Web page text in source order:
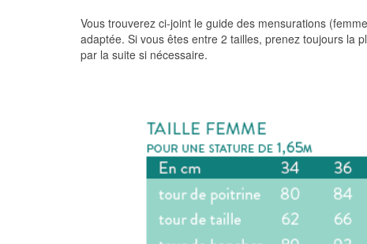
Vous trouverez ci-joint le guide des mensurations
adaptée. Si vous êtes entre 2 tailles, prenez toujours la
par la suite si nécessaire.